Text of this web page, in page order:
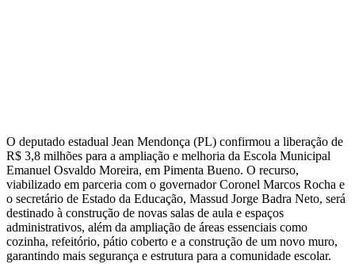
O deputado estadual Jean Mendonça (PL) confirmou a liberação de
R$ 3,8 milhões para a ampliação e melhoria da Escola Municipal
Emanuel Osvaldo Moreira, em Pimenta Bueno. O recurso,
viabilizado em parceria com o governador Coronel Marcos Rocha e
o secretário de Estado da Educação, Massud Jorge Badra Neto, será
destinado à construção de novas salas de aula e espaços
administrativos, além da ampliação de áreas essenciais como
cozinha, refeitório, pátio coberto e a construção de um novo muro,
garantindo mais segurança e estrutura para a comunidade escolar.